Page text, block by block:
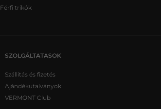
Férfi trikók
SZOLGÁLTATASOK
Szállítás és fizetés
Ajándékutalványok
VERMONT Club